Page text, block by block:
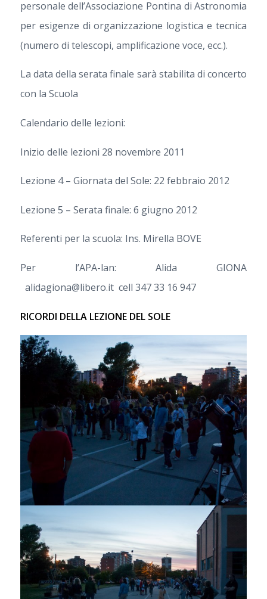
personale dell’Associazione Pontina di Astronomia
per esigenze di organizzazione logistica e tecnica
(numero di telescopi, amplificazione voce, ecc.).
La data della serata finale sarà stabilita di concerto
con la Scuola
Calendario delle lezioni:
Inizio delle lezioni 28 novembre 2011
Lezione 4 – Giornata del Sole: 22 febbraio 2012
Lezione 5 – Serata finale: 6 giugno 2012
Referenti per la scuola: Ins. Mirella BOVE
Per l’APA-lan: Alida GIONA
alidagiona@libero.it cell 347 33 16 947
RICORDI DELLA LEZIONE DEL SOLE